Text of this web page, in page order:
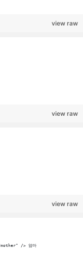
view raw
view raw
view raw
/> 엄마